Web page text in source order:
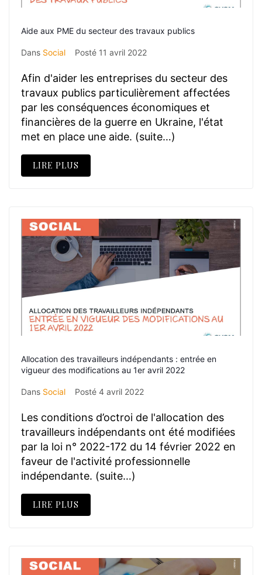
Aide aux PME du secteur des travaux publics
Dans Social Posté 11 avril 2022
Afin d'aider les entreprises du secteur des
travaux publics particulièrement affectées
par les conséquences économiques et
financières de la guerre en Ukraine, l'état
met en place une aide. (suite…)
LIRE PLUS
Allocation des travailleurs indépendants : entrée en
vigueur des modifications au 1er avril 2022
Dans Social Posté 4 avril 2022
Les conditions d’octroi de l'allocation des
travailleurs indépendants ont été modifiées
par la loi n° 2022-172 du 14 février 2022 en
faveur de l'activité professionnelle
indépendante. (suite…)
LIRE PLUS